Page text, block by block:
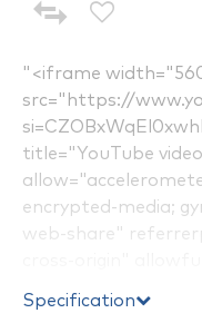
"<iframe
src="https://
title="YouTube
encrypted-media;
web-share"
Specification